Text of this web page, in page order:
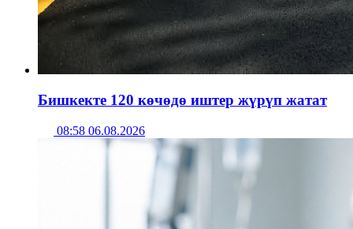
Бишкекте 120 көчөдө иштер жүрүп жатат
08:58 06.08.2026